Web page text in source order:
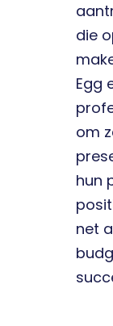
die
Egg
om
hun
net